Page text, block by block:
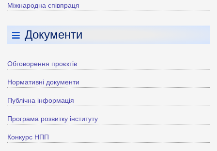
Міжнародна співпраця
Документи
Обговорення проєктів
Нормативні документи
Публічна інформація
Програма розвитку інституту
Конкурс НПП